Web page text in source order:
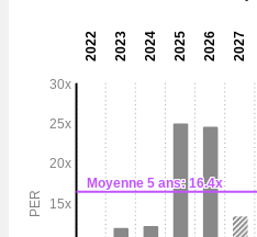
16,1x 17x
0,1248 0,1267
3,81% 3,87%
0,2445 0,2755
89,9% 51,1% 46%